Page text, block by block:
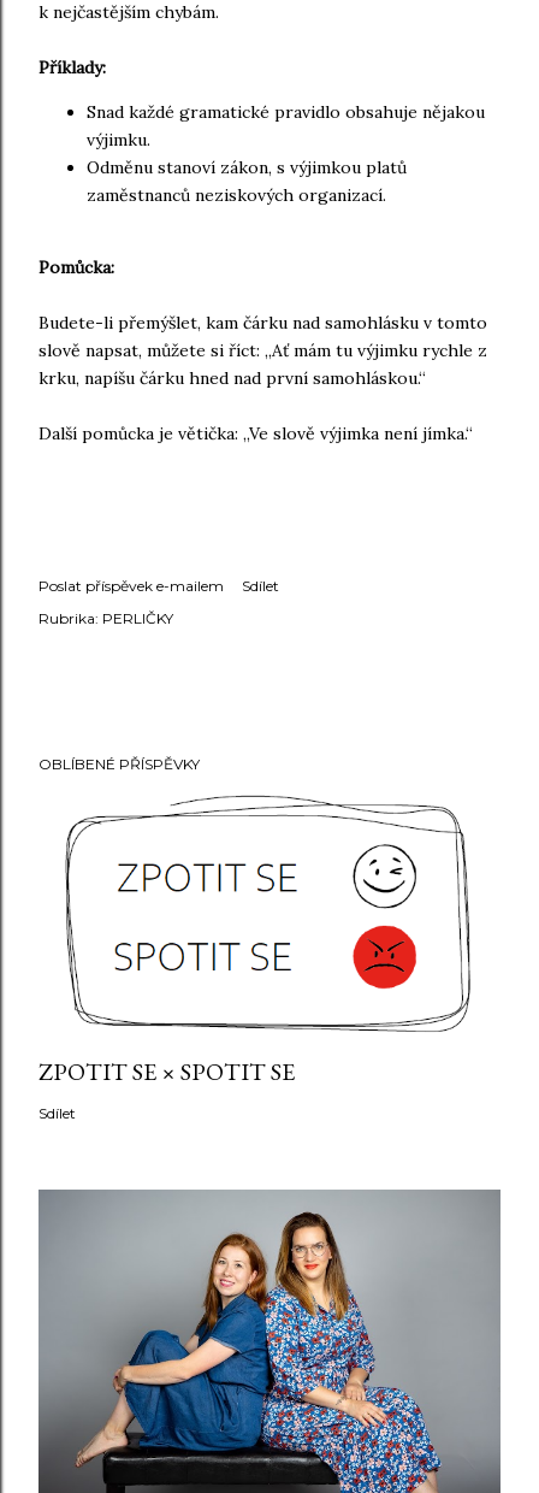
k nejčastějším chybám.
Příklady:
Snad každé gramatické pravidlo obsahuje nějakou
výjimku.
Odměnu stanoví zákon, s výjimkou platů
zaměstnanců neziskových organizací.
Pomůcka:
Budete-li přemýšlet, kam čárku nad samohlásku v tomto
slově napsat, můžete si říct: „Ať mám tu výjimku rychle z
krku, napíšu čárku hned nad první samohláskou.“
Další pomůcka je větička: „Ve slově výjimka není jímka.“
Poslat příspěvek e-mailem
Sdílet
Rubrika: PERLIČKY
OBLÍBENÉ PŘÍSPĚVKY
ZPOTIT SE × SPOTIT SE
Sdílet